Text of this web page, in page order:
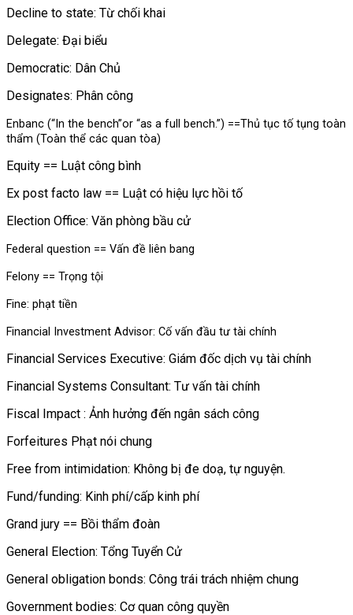
Decline to state: Từ chối khai
Delegate: Đại biểu
Democratic: Dân Chủ
Designates: Phân công
Enbanc (“In the bench”or “as a full bench.”) ==Thủ tục tố tụng toàn
thẩm (Toàn thể các quan tòa)
Equity == Luật công bình
Ex post facto law == Luật có hiệu lực hồi tố
Election Office: Văn phòng bầu cử
Federal question == Vấn đề liên bang
Felony == Trọng tội
Fine: phạt tiền
Financial Investment Advisor: Cố vấn đầu tư tài chính
Financial Services Executive: Giám đốc dịch vụ tài chính
Financial Systems Consultant: Tư vấn tài chính
Fiscal Impact : Ảnh hưởng đến ngân sách công
Forfeitures Phạt nói chung
Free from intimidation: Không bị đe doạ, tự nguyện.
Fund/funding: Kinh phí/cấp kinh phí
Grand jury == Bồi thẩm đoàn
General Election: Tổng Tuyển Cử
General obligation bonds: Công trái trách nhiệm chung
Government bodies: Cơ quan công quyền